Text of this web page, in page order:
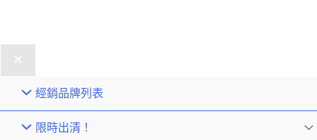
經銷品牌列表
限時出清！